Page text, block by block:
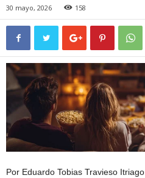
30 mayo, 2026 158
Por Eduardo Tobias Travieso Itriago